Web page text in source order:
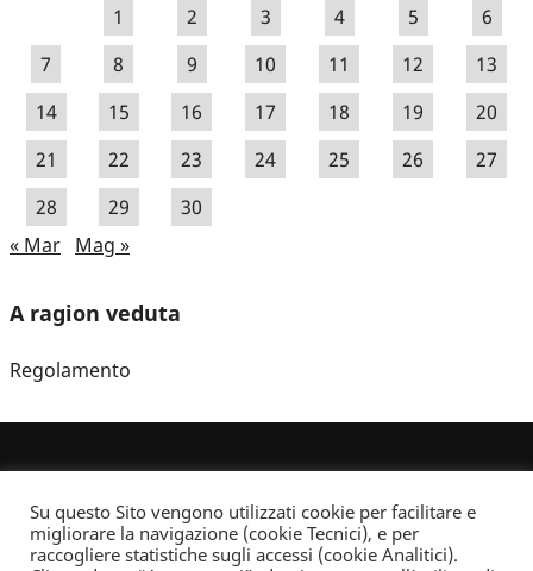
1
2 3 4 5
6
7
8 9 10 11 12
13
14
15 16 17 18 19
20
21
22 23 24 25 26
27
28
29
30
« Mar Mag »
A ragion veduta
Regolamento
Su questo Sito vengono utilizzati cookie per facilitare e
migliorare la navigazione (cookie Tecnici), e per
raccogliere statistiche sugli accessi (cookie Analitici).